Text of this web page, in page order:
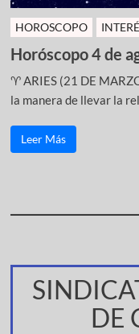
HOROSCOPO
Horóscopo 4 de
♈ ARIES (21 DE
la manera de llevar la
Leer Más
DE